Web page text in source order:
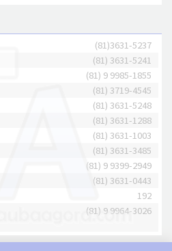
(81)3631-5237
(81) 3631-5241
(81) 9 9985-1855
(81) 3719-4545
(81) 3631-5248
(81) 3631-1288
(81) 3631-1003
(81) 3631-3485
(81) 9 9399-2949
(81) 3631-0443
192
(81) 9 9964-3026